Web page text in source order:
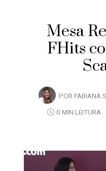
Mesa
FHits
POR FABIANA
0 MIN LEITURA